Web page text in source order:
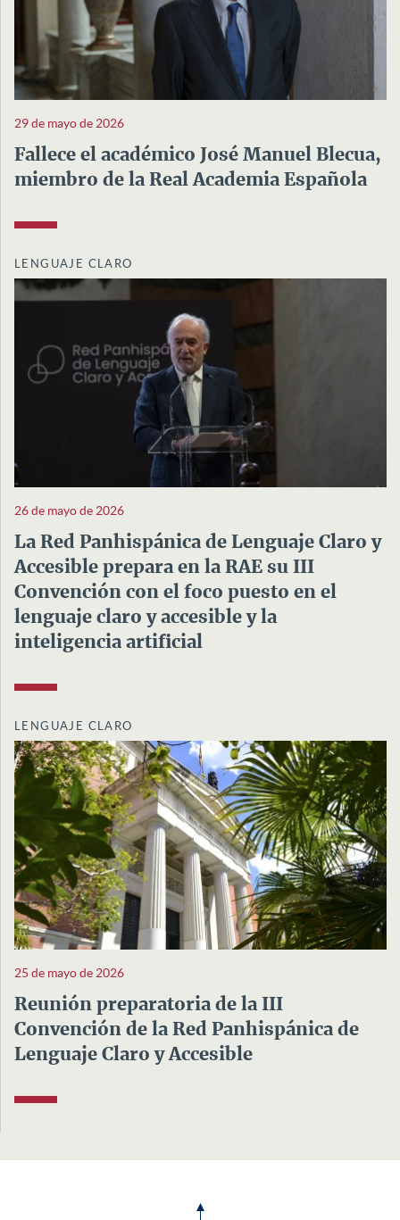
29 de mayo de 2026
Fallece el académico José Manuel Blecua,
miembro de la Real Academia Española
LENGUAJE CLARO
26 de mayo de 2026
La Red Panhispánica de Lenguaje Claro y
Accesible prepara en la RAE su III
Convención con el foco puesto en el
lenguaje claro y accesible y la
inteligencia artificial
LENGUAJE CLARO
25 de mayo de 2026
Reunión preparatoria de la III
Convención de la Red Panhispánica de
Lenguaje Claro y Accesible